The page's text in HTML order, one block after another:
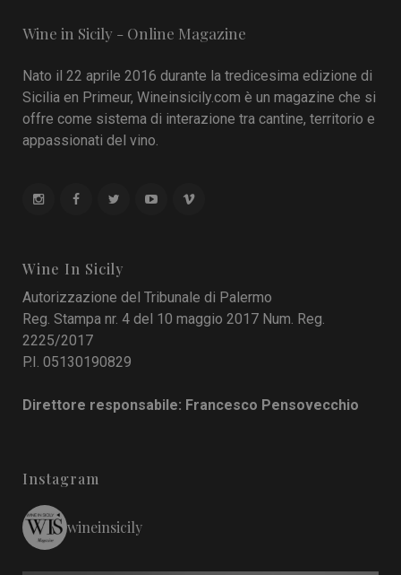
Wine in Sicily - Online Magazine
Nato il 22 aprile 2016 durante la tredicesima edizione di
Sicilia en Primeur, Wineinsicily.com è un magazine che si
offre come sistema di interazione tra cantine, territorio e
appassionati del vino.
Wine In Sicily
Autorizzazione del Tribunale di Palermo
Reg. Stampa nr. 4 del 10 maggio 2017 Num. Reg.
2225/2017
P.I. 05130190829
Direttore responsabile: Francesco Pensovecchio
Instagram
wineinsicily